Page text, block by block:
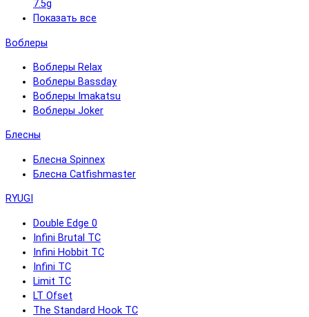
7.5g
Показать все
Воблеры
Воблеры Relax
Воблеры Bassday
Воблеры Imakatsu
Воблеры Joker
Блесны
Блесна Spinnex
Блесна Catfishmaster
RYUGI
Double Edge 0
Infini Brutal TC
Infini Hobbit TC
Infini TC
Limit TC
LT Ofset
The Standard Hook TC